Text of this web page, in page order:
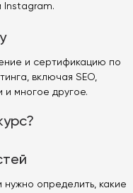
Instagram.
и сертификацию по
включая SEO,
и многое другое.
определить, какие